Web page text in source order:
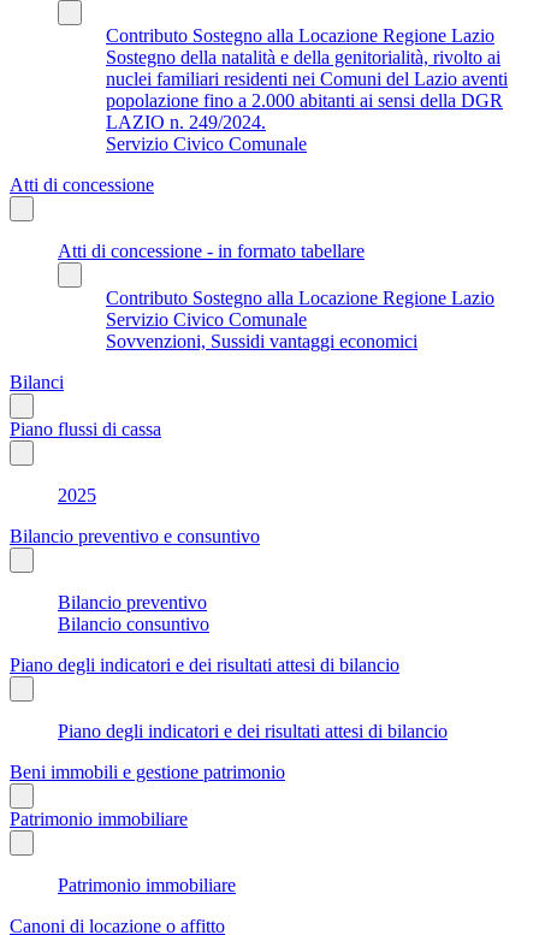
Contributo Sostegno alla Locazione Regione Lazio
Sostegno della natalità e della genitorialità, rivolto ai
nuclei familiari residenti nei Comuni del Lazio aventi
popolazione fino a 2.000 abitanti ai sensi della DGR
LAZIO n. 249/2024.
Servizio Civico Comunale
Atti di concessione
Atti di concessione - in formato tabellare
Contributo Sostegno alla Locazione Regione Lazio
Servizio Civico Comunale
Sovvenzioni, Sussidi vantaggi economici
Bilanci
Piano flussi di cassa
2025
Bilancio preventivo e consuntivo
Bilancio preventivo
Bilancio consuntivo
Piano degli indicatori e dei risultati attesi di bilancio
Piano degli indicatori e dei risultati attesi di bilancio
Beni immobili e gestione patrimonio
Patrimonio immobiliare
Patrimonio immobiliare
Canoni di locazione o affitto